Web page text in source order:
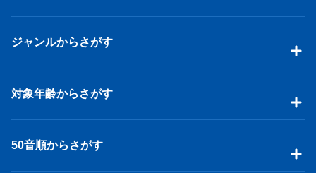
ジャンルからさがす
対象年齢からさがす
50音順からさがす